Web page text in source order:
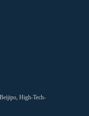
High-Tech-